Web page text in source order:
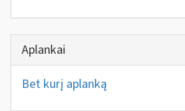
Aplankai
Bet kurį aplanką